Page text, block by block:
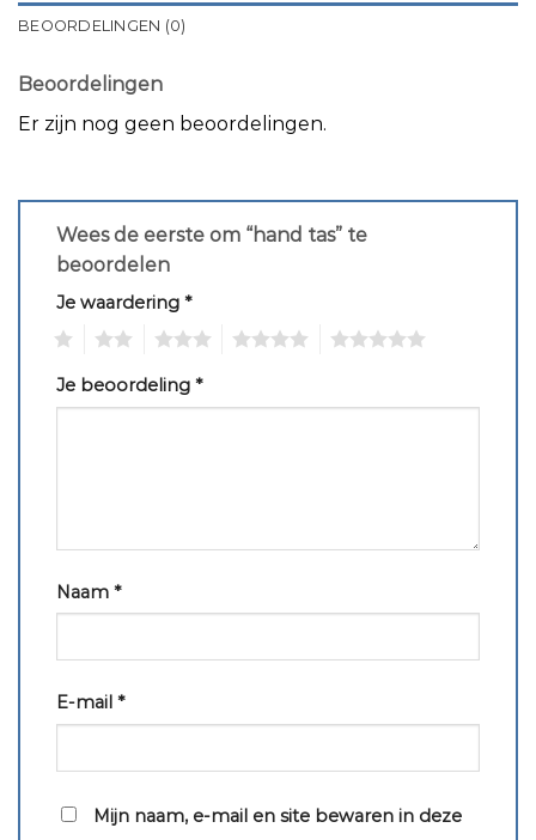
BEOORDELINGEN (0)
Beoordelingen
Er zijn nog geen beoordelingen.
Wees de eerste om “hand tas” te
beoordelen
Je waardering *
Je beoordeling *
Naam *
E-mail *
Mijn naam, e-mail en site bewaren in deze